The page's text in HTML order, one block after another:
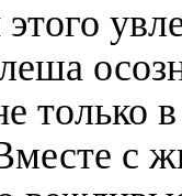
только
с